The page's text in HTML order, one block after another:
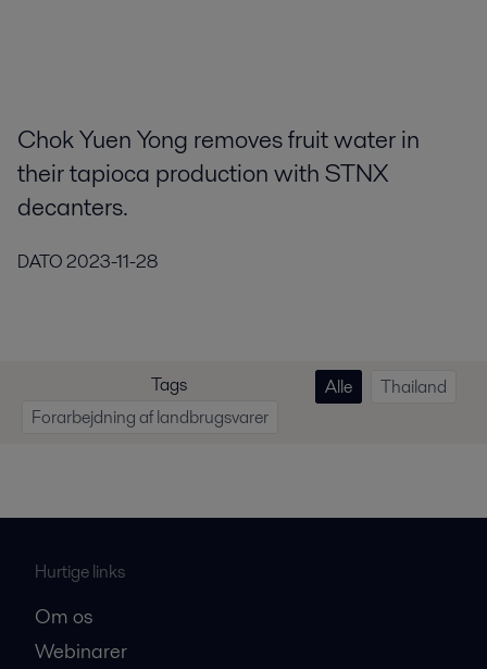
Chok Yuen Yong removes fruit water in
their tapioca production with STNX
decanters.
DATO2023-11-28
Tags Alle
Thailand
Forarbejdning af landbrugsvarer
Hurtige links
Om os
Webinarer